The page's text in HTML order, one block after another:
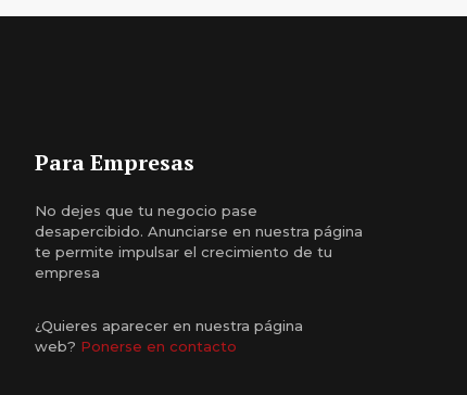
Para Empresas
No dejes que tu negocio pase
desapercibido. Anunciarse en nuestra página
te permite impulsar el crecimiento de tu
empresa
¿Quieres aparecer en nuestra página
web? Ponerse en contacto